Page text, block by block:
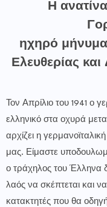
Η
ηχηρό
Ελευθερίας
Τον Απρίλιο του 1941 ο
ελληνικό στα οχυρά
αρχίζει η
μας. Είμαστε
ο τράχηλος του Έλληνα
λαός να σκέπτεται και
κατακτητές που θα